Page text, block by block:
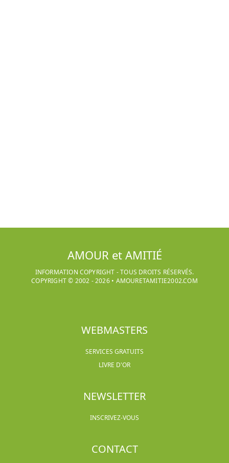
AMOUR et AMITIÉ
INFORMATION COPYRIGHT - TOUS DROITS RÉSERVÉS.
COPYRIGHT © 2002 -2026• AMOURETAMITIE2002.COM
WEBMASTERS
SERVICES GRATUITS
LIVRE D'OR
NEWSLETTER
INSCRIVEZ-VOUS
CONTACT